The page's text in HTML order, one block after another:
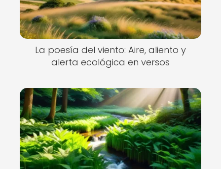
La poesía del viento: Aire, aliento y
alerta ecológica en versos